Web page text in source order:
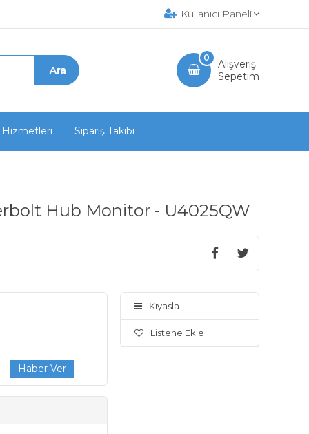
Kullanıcı Paneli
Alışveriş
Sepetim
0
Sipariş Takibi
Hub Monitor - U4025QW
Kıyasla
Listene Ekle